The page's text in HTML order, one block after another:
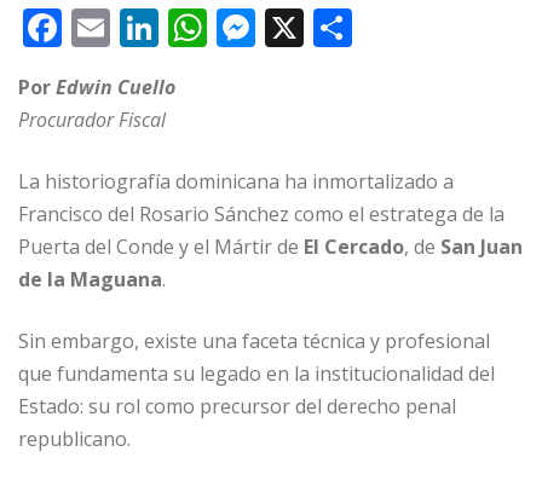
F
a
c
e
b
o
o
k
E
m
ai
l
Li
n
k
e
dI
n
W
A
p
p
M
n
g
e
X
ar
ti
r
PorEdwin Cuello
Procurador Fiscal
La historiografía dominicana ha inmortalizado a
Francisco del Rosario Sánchez como el estratega de la
Puerta del Conde y el Mártir de El Cercado, de San Juan
de la Maguana.
Sin embargo, existe una faceta técnica y profesional
que fundamenta su legado en la institucionalidad del
Estado: su rol como precursor del derecho penal
republicano.